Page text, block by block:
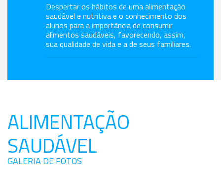
Despertar os hábitos de uma alimentação
saudável e nutritiva e o conhecimento dos
alunos para a importância de consumir
alimentos saudáveis, favorecendo, assim,
sua qualidade de vida e a de seus familiares.
ALIMENTAÇÃO
SAUDÁVEL
GALERIA DE FOTOS